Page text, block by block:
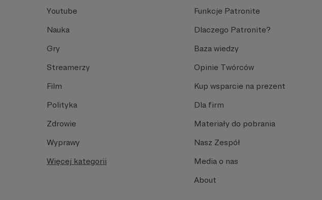
Youtube
Nauka
Gry
Streamerzy
Film
Polityka
Zdrowie
Wyprawy
Więcej kategorii
Funkcje Patronite
Dlaczego Patronite?
Baza wiedzy
Opinie Twórców
Kup wsparcie na prezent
Dla firm
Materiały do pobrania
Nasz Zespół
Media o nas
About